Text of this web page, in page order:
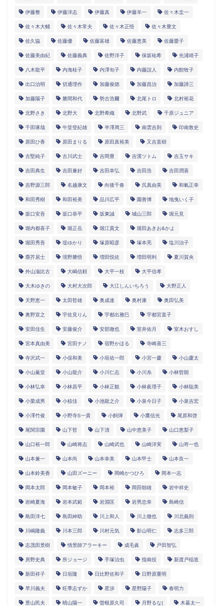
伊藤整 伊藤洋志 伊藤真 伊藤羊一 佐々木圭一
佐々木大輔 佐々木常夫 佐々木正悟 佐々木豊文
佐久協 佐藤優 佐藤富雄 佐藤恵美 佐藤愛子
佐藤美由紀 佐藤義典 佐野洋子 保坂祐希 光浦靖子
八木龍平 内海桂子 内澤旬子 内藤誼人 内館牧子
出口治明 切通理作 加藤俊徳 加藤昌治 加藤諦三
加藤陽子 勝間和代 勢古浩爾 北尾トロ 北村裕花
北野さき 北野大 北野希織 北野武 千原ジュニア
千田琢哉 午堂登紀雄 半澤周三 南雲吉則 印南敦史
原田ひ香 原田まりる 原田真裕美 又吉直樹
古堅純子 古川武士 吉岡豊 吉濱ツトム 吉玉サキ
吉田典生 吉田兼好 吉田幸弘 吉田浩 吉田潤喜
吉野源三郎 名越康文 向後千春 呉真由美 和氣正幸
和田秀樹 和田裕美 品川広平 園善博 地曳いく子
坂口安吾 坂口恭平 坂東誠 城山三郎 堀元見
堀内都喜子 堀正岳 堀江貴文 堀田あきお&かよ
堀田秀吾 堤ゆかり 塚原昭彦 塚本亮 塩川治子
塵芥居士 境野勝悟 増田悦佐 増田明利 夏川賀央
外山滋比古 大嶋信頼 大平一枝 大平信孝
大木ゆきの 大村大次郎 大江しんいちろう 大野正人
天野恵一 太田哲雄 奥成達 奥村康 奥田弘美
奥野宣之 宇佐見りん 宇都出雅巳 宇都宮直子
安田佳生 安藤俊介 安部徹也 室井佑月 室木おすし
宮本真由美 宮田ナノ 宿野かほる 寺崎喜三
寺沢武一 小俣和美 小垣佑一郎 小宮一慶 小山慶太
小山薫堂 小山龍介 小川仁志 小川糸 小林哲朗
小林弘幸 小林昌平 小林正観 小林眞理子 小林聡美
小栗成男 小椋佳 小池龍之介 小泉今日子 小泉吉宏
小澤竹俊 小野寺S一貴 小飼弾 小鷹信光 尾原和啓
尾関宗園 山下哲 山下清 山中恵美子 山口恵梨子
山口裕一郎 山崎将志 山崎武也 山崎洋実 山嵜一也
山本兼一 山本尚 山本幸美 山本甲士 山本良一
山本鈴美香 山田ズーニー 岡崎かつひろ 岡本一志
岡本太郎 岡本敏子 岡本裕 岡田朝雄 岩中祥史
岩崎夏海 岩本武範 岩淵匡 岩男忠幸 島崎信
島田洋七 島田紳助 川上和人 川上徹也 川北義則
川嶋隆義 川本三郎 川村元気 影山明仁 志多三郎
志茂田景樹 情景師アラーキー 成毛眞 戸田智弘
房野史典 所ジョージ 手塚治虫 指南役 新渡戸稲造
新田祥子 日垣隆 日比野佐和子 日野原重明
早川義夫 旺季志ずか 星渉 星野陽子 春明力
景山民夫 晴山陽一 曽根原久司 月野るな( 木暮太一